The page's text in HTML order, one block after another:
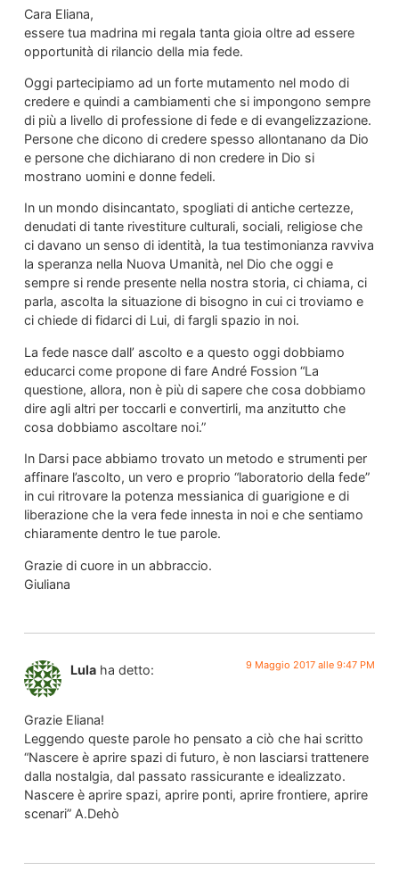
Cara Eliana,
essere tua madrina mi regala tanta gioia oltre ad essere
opportunità di rilancio della mia fede.
Oggi partecipiamo ad un forte mutamento nel modo di
credere e quindi a cambiamenti che si impongono sempre
di più a livello di professione di fede e di evangelizzazione.
Persone che dicono di credere spesso allontanano da Dio
e persone che dichiarano di non credere in Dio si
mostrano uomini e donne fedeli.
In un mondo disincantato, spogliati di antiche certezze,
denudati di tante rivestiture culturali, sociali, religiose che
ci davano un senso di identità, la tua testimonianza ravviva
la speranza nella Nuova Umanità, nel Dio che oggi e
sempre si rende presente nella nostra storia, ci chiama, ci
parla, ascolta la situazione di bisogno in cui ci troviamo e
ci chiede di fidarci di Lui, di fargli spazio in noi.
La fede nasce dall’ ascolto e a questo oggi dobbiamo
educarci come propone di fare André Fossion “La
questione, allora, non è più di sapere che cosa dobbiamo
dire agli altri per toccarli e convertirli, ma anzitutto che
cosa dobbiamo ascoltare noi.”
In Darsi pace abbiamo trovato un metodo e strumenti per
affinare l’ascolto, un vero e proprio “laboratorio della fede”
in cui ritrovare la potenza messianica di guarigione e di
liberazione che la vera fede innesta in noi e che sentiamo
chiaramente dentro le tue parole.
Grazie di cuore in un abbraccio.
Giuliana
Lula ha detto: 9 Maggio 2017 alle 9:47 PM
Grazie Eliana!
Leggendo queste parole ho pensato a ciò che hai scritto
“Nascere è aprire spazi di futuro, è non lasciarsi trattenere
dalla nostalgia, dal passato rassicurante e idealizzato.
Nascere è aprire spazi, aprire ponti, aprire frontiere, aprire
scenari” A.Dehò